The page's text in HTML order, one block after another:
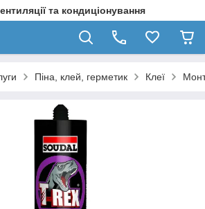
та кондиціонування
Піна, клей, герметик Клеї